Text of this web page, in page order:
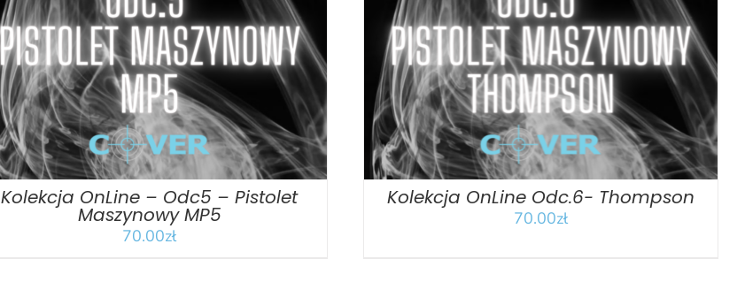
DODAJ DO KOSZYKA /
Kolekcja OnLine – Odc5 – Pistolet
Maszynowy MP5
70.00zł
DODAJ DO KOSZYKA
Kolekcja OnLine Odc.6- Thompson
70.00zł